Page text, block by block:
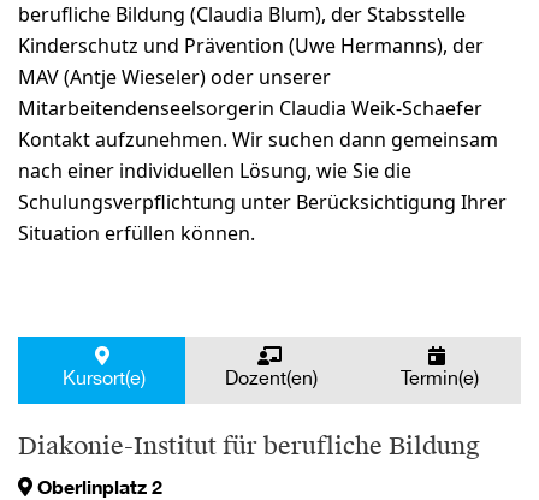
berufliche Bildung (Claudia Blum), der Stabsstelle
Kinderschutz und Prävention (Uwe Hermanns), der
MAV (Antje Wieseler) oder unserer
Mitarbeitendenseelsorgerin Claudia Weik-Schaefer
Kontakt aufzunehmen. Wir suchen dann gemeinsam
nach einer individuellen Lösung, wie Sie die
Schulungsverpflichtung unter Berücksichtigung Ihrer
Situation erfüllen können.
Kursort(e) Dozent(en) Termin(e)
Diakonie-Institut für berufliche Bildung
Oberlinplatz 2